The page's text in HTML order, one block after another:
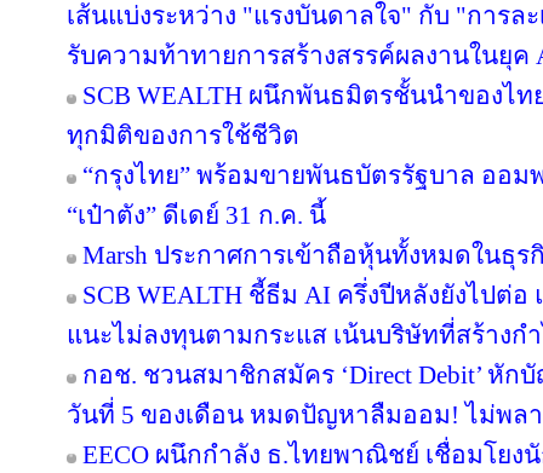
เส้นแบ่งระหว่าง "แรงบันดาลใจ" กับ "การ
รับความท้าทายการสร้างสรรค์ผลงานในยุค
SCB WEALTH ผนึกพันธมิตรชั้นนำของไ
ทุกมิติของการใช้ชีวิต
“กรุงไทย” พร้อมขายพันธบัตรรัฐบาล ออ
“เป๋าตัง” ดีเดย์ 31 ก.ค. นี้
Marsh ประกาศการเข้าถือหุ้นทั้งหมดในธุร
SCB WEALTH ชี้ธีม AI ครึ่งปีหลังยังไปต่
แนะไม่ลงทุนตามกระแส เน้นบริษัทที่สร้างก
กอช. ชวนสมาชิกสมัคร ‘Direct Debit’ หั
วันที่ 5 ของเดือน หมดปัญหาลืมออม! ไม่พล
EECO ผนึกกำลัง ธ.ไทยพาณิชย์ เชื่อมโยง